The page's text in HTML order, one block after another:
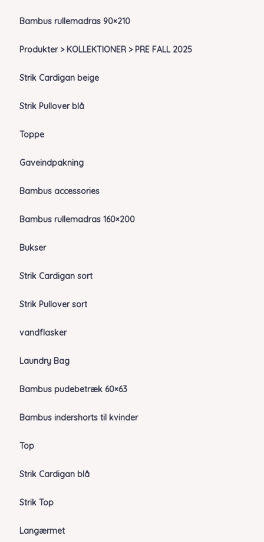
Bambus rullemadras 90×210
Produkter > KOLLEKTIONER > PRE FALL 2025
Strik Cardigan beige
Strik Pullover blå
Toppe
Gaveindpakning
Bambus accessories
Bambus rullemadras 160×200
Bukser
Strik Cardigan sort
Strik Pullover sort
vandflasker
Laundry Bag
Bambus pudebetræk 60×63
Bambus indershorts til kvinder
Top
Strik Cardigan blå
Strik Top
Langærmet